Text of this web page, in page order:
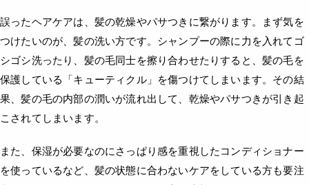
誤ったヘアケアは、髪の乾燥やパサつきに繋がります。まず気を
つけたいのが、髪の洗い方です。シャンプーの際に力を入れてゴ
シゴシ洗ったり、髪の毛同士を擦り合わせたりすると、髪の毛を
保護している「キューティクル」を傷つけてしまいます。その結
果、髪の毛の内部の潤いが流れ出して、乾燥やパサつきが引き起
こされてしまいます。
また、保湿が必要なのにさっぱり感を重視したコンディショナー
を使っているなど、髪の状態に合わないケアをしている方も要注